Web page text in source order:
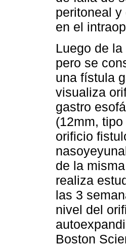
peritoneal
en el
Luego de
pero se
una fístula
visualiza
gastro
(12mm,
orificio
de la
realiza
las 3
nivel del
Boston